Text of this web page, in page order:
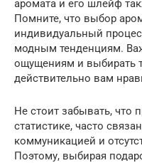
аромата и его шлейф
Помните, что выбор
индивидуальный
модным тенденциям.
ощущениям и выбирать
действительно вам
Не стоит забывать, что
статистике, часто
коммуникацией и
Поэтому, выбирая